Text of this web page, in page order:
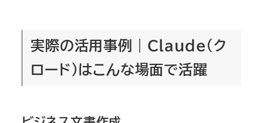
実際の活用事例｜Claude（ク
ロード）はこんな場面で活躍